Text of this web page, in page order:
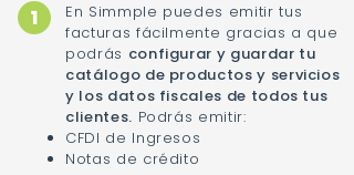
En Simmple puedes emitir tus
facturas fácilmente gracias a que
podrás configurar y guardar tu
catálogo de productos y servicios
y los datos fiscales de todos tus
clientes. Podrás emitir:
CFDI de Ingresos
Notas de crédito